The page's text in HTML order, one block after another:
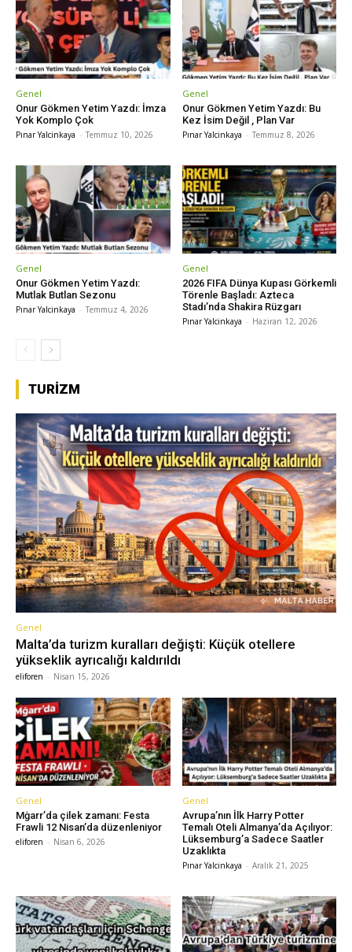
Genel
Onur Gökmen Yetim Yazdı: İmza
Yok Komplo Çok
Pınar Yalcinkaya - Temmuz 10, 2026
Genel
Onur Gökmen Yetim Yazdı: Bu
Kez İsim Değil , Plan Var
Pınar Yalcinkaya - Temmuz 8, 2026
Genel
Onur Gökmen Yetim Yazdı:
Mutlak Butlan Sezonu
Pınar Yalcinkaya - Temmuz 4, 2026
Genel
2026 FIFA Dünya Kupası Görkemli
Törenle Başladı: Azteca
Stadı’nda Shakira Rüzgarı
Pınar Yalcinkaya - Haziran 12, 2026
TURIZM
Genel
Malta’da turizm kuralları değişti: Küçük otellere
yükseklik ayrıcalığı kaldırıldı
eliforen - Nisan 15, 2026
Genel
Mġarr’da çilek zamanı: Festa
Frawli 12 Nisan’da düzenleniyor
eliforen - Nisan 6, 2026
Genel
Avrupa’nın İlk Harry Potter
Temalı Oteli Almanya’da Açılıyor:
Lüksemburg’a Sadece Saatler
Uzaklıkta
Pınar Yalcinkaya - Aralık 21, 2025